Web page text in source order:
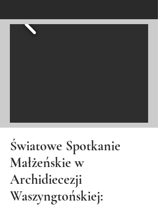
Światowe Spotkanie
Małżeńskie w
Archidiecezji
Waszyngtońskiej: